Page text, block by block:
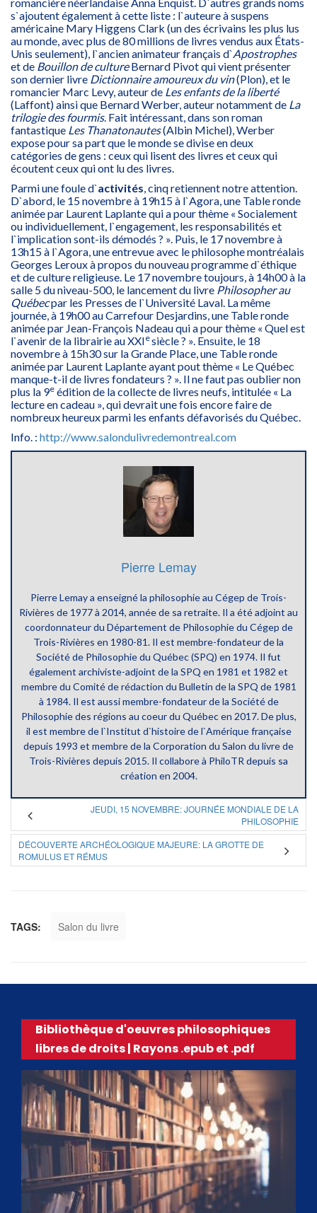
s`ajoutent également à cette liste : l`auteure à suspens
américaine Mary Higgens Clark (un des écrivains les plus lus
au monde, avec plus de 80 millions de livres vendus aux États-
Unis seulement), l`ancien animateur français d`Apostrophes
et de Bouillon de cultureBernard Pivot qui vient présenter
son dernier livre Dictionnaire amoureux du vin(Plon), et le
romancier Marc Levy, auteur de Les enfants de la liberté
(Laffont) ainsi que Bernard Werber, auteur notamment de La
trilogie des fourmis. Fait intéressant, dans son roman
fantastique Les Thanatonautes(Albin Michel), Werber
expose pour sa part que le monde se divise en deux
catégories de gens : ceux qui lisent des livres et ceux qui
écoutent ceux qui ont lu des livres.
Parmi une foule d`activités, cinq retiennent notre attention.
D`abord, le 15 novembre à 19h15 à l`Agora, une Table ronde
animée par Laurent Laplante qui a pour thème « Socialement
ou individuellement, l`engagement, les responsabilités et
l`implication sont-ils démodés ? ». Puis, le 17 novembre à
13h15 à l`Agora, une entrevue avec le philosophe montréalais
Georges Leroux à propos du nouveau programme d`éthique
et de culture religieuse. Le 17 novembre toujours, à 14h00 à la
salle 5 du niveau-500, le lancement du livre Philosopher au
Québecpar les Presses de l`Université Laval. La même
journée, à 19h00 au Carrefour Desjardins, une Table ronde
animée par Jean-François Nadeau qui a pour thème « Quel est
l`avenir de la librairie au XXIesiècle ? ». Ensuite, le 18
novembre à 15h30 sur la Grande Place, une Table ronde
animée par Laurent Laplante ayant pout thème « Le Québec
manque-t-il de livres fondateurs ? ». Il ne faut pas oublier non
plus la 9e édition de la collecte de livres neufs, intitulée « La
lecture en cadeau », qui devrait une fois encore faire de
nombreux heureux parmi les enfants défavorisés du Québec.
Info. : http://www.salondulivredemontreal.com
Pierre Lemay
Pierre Lemay a enseigné la philosophie au Cégep de Trois-
Rivières de 1977 à 2014, année de sa retraite. Il a été adjoint au
coordonnateur du Département de Philosophie du Cégep de
Trois-Rivières en 1980-81. Il est membre-fondateur de la
Société de Philosophie du Québec (SPQ) en 1974. Il fut
également archiviste-adjoint de la SPQ en 1981 et 1982 et
membre du Comité de rédaction du Bulletin de la SPQ de 1981
à 1984. Il est aussi membre-fondateur de la Société de
Philosophie des régions au coeur du Québec en 2017. De plus,
il est membre de l`Institut d`histoire de l`Amérique française
depuis 1993 et membre de la Corporation du Salon du livre de
Trois-Rivières depuis 2015. Il collabore à PhiloTR depuis sa
création en 2004.
JEUDI, 15 NOVEMBRE: JOURNÉE MONDIALE DE LA
PHILOSOPHIE
DÉCOUVERTE ARCHÉOLOGIQUE MAJEURE: LA GROTTE DE
ROMULUS ET RÉMUS
TAGS: Salon du livre
Bibliothèque d'oeuvres philosophiques
libres de droits | Rayons .epub et .pdf